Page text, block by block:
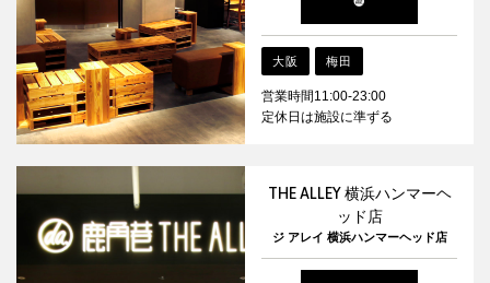
大阪 梅田
営業時間11:00-23:00
定休日は施設に準ずる
THE ALLEY 横浜ハンマーヘ
ッド店
ジ アレイ 横浜ハンマーヘッド店